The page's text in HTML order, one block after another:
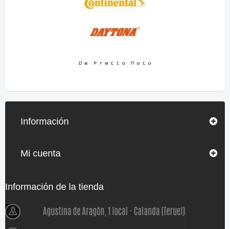
Información
Mi cuenta
Información de la tienda